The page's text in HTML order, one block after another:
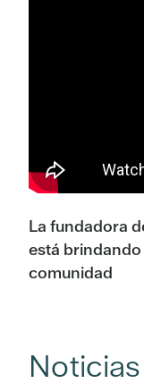
La fundadora
está
comunidad